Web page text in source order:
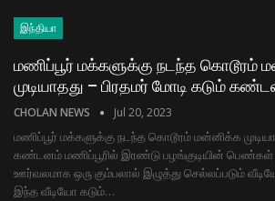
இந்தியா
மணிப்பூர் மக்களுக்கு நடந்த கொடூரம்
முடியாதது – பிரதமர் மோடி கடும்
CHOLAN NEWS Jul 20, 2023
மணிப்பூர் மக்களுக்கு நடந்த கொடூரம் மன்னிக்க
கண்டனம் மணிப்பூரில் இரண்டு பழங்குடியின் பெண்கள்
ஊர்வலமாக ஒரு கும்பலால் இழுத்து செல்லப்படும்
இந்த வீடியோ கடும்…